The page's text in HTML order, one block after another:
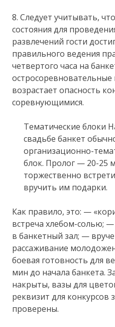
8. Следует учитывать,
состояния для
развлечений гости
правильного ведения
четвертого часа на
остросоревновательные
возрастает опасность
соревнующимися.
Тематические блоки
свадьбе банкет
организационно-
блок. Пролог — 20-25
торжественно
вручить им подарки.
Как правило, это: —
встреча хлебом-солью;
в банкетный зал; —
рассаживание
боевая готовность для
мин до начала банкета.
накрыты, вазы для
реквизит для
проверены.